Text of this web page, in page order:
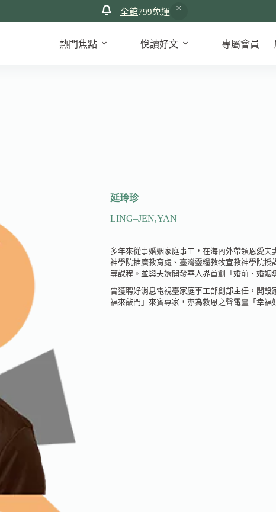
全館799免運
熱門焦點 悅讀好文 專屬會員
延玲珍
LING–JEN,YAN
多年來從事婚姻家庭事工，在海內外帶領恩愛
神學院推廣教育處、臺灣靈糧教牧宣教神學院
等課程。並與夫婿開發華人界首創「婚前、婚
曾獲聘好消息電視臺家庭事工部創部主任，開
福來敲門」來賓專家，亦為救恩之聲電臺「幸